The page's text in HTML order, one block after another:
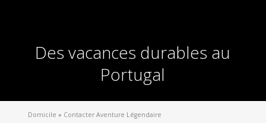
Des vacances durables au
Portugal
Domicile » Contacter Aventure Légendaire